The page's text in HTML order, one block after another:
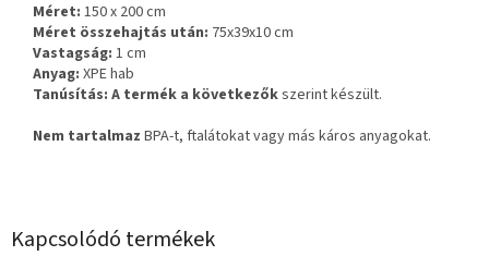
Kapcsolódó termékek
Méret: 150 x 200 cm
Méret összehajtás után: 75x39x10 cm
Vastagság: 1 cm
Anyag: XPE hab
Tanúsítás: A termék a következőkszerint készült.
Nem tartalmaz BPA-t, ftalátokat vagy más káros anyagokat.